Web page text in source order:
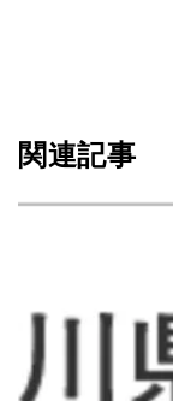
関連記事